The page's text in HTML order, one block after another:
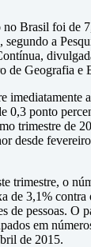
no Brasil foi de
segundo a
de Geografia e
imediatamente
0,3 ponto
trimestre de
desde
trimestre, o
de 3,1% contra
de pessoas. O
em
de 2015.